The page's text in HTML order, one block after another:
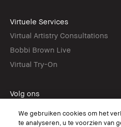
Virtuele Services
Virtual Artistry Consultations
Bobbi Brown Live
Virtual Try-On
Volg ons
We gebruiken cookies om het
te analyseren, u te voorzien van